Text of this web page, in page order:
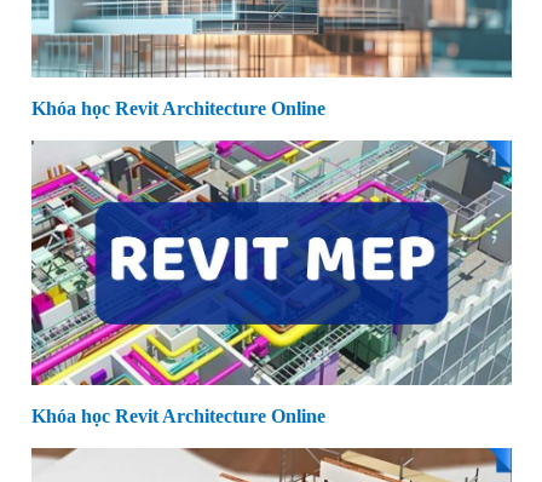
Khóa học Revit Architecture Online
Khóa học Revit Architecture Online